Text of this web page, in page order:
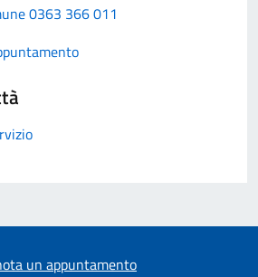
0363 366 011
un appuntamento